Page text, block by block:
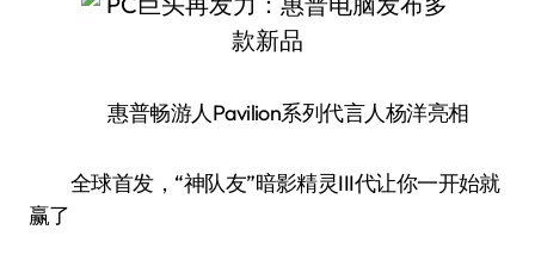
惠普畅游人Pavilion系列代言人杨洋亮相
全球首发，“神队友”暗影精灵III代让你一开始就
赢了